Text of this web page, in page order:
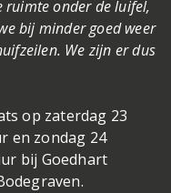
ruimte onder de luifel,
bij minder goed weer
We zijn er dus
op zaterdag 23
en zondag 24
bij Goedhart